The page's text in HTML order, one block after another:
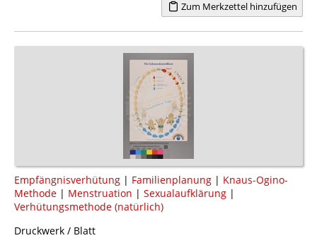
Zum Merkzettel hinzufügen
Empfängnisverhütung | Familienplanung | Knaus-Ogino-
Methode | Menstruation | Sexualaufklärung |
Verhütungsmethode (natürlich)
Druckwerk / Blatt